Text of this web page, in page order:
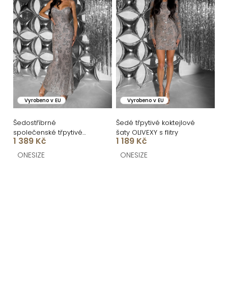
Vyrobeno v EU
Šedostříbrné
společenské třpytivé
dlouhé šaty KAILINA
1 389 Kč
ONESIZE
Vyrobeno v EU
Šedé třpytivé koktejlové
šaty OLIVEXY s flitry
1 189 Kč
ONESIZE